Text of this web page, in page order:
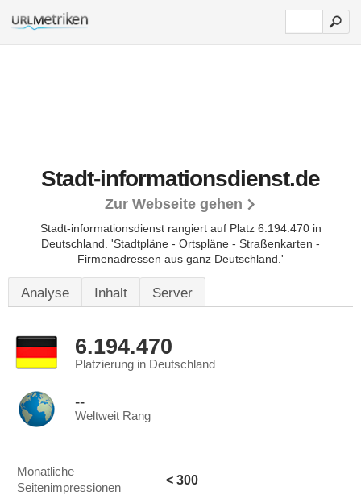
Stadt-informationsdienst.de
Zur Webseite gehen
Stadt-informationsdienst rangiert auf Platz 6.194.470 in
Deutschland. 'Stadtpläne - Ortspläne - Straßenkarten -
Firmenadressen aus ganz Deutschland.'
Analyse Inhalt Server
6.194.470
Platzierung in Deutschland
--
Weltweit Rang
Monatliche
Seitenimpressionen
< 300